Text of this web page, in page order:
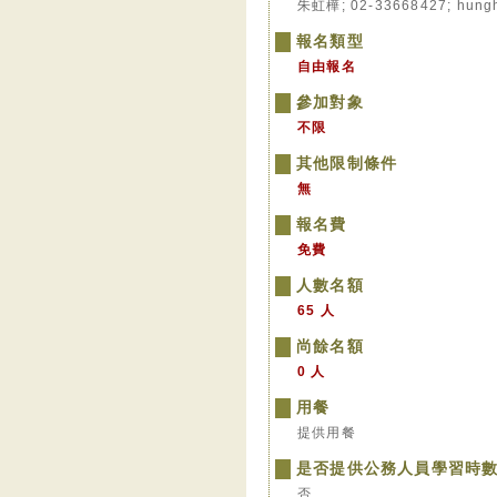
朱虹樺; 02-33668427;
報名類型
自由報名
參加對象
不限
其他限制條件
無
報名費
免費
人數名額
65 人
尚餘名額
0 人
用餐
提供用餐
是否提供公務人員學習時數
否